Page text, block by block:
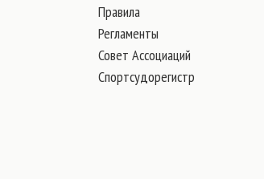
Правила
Регламенты
Совет Ассоциаций
Спортсудорегистр